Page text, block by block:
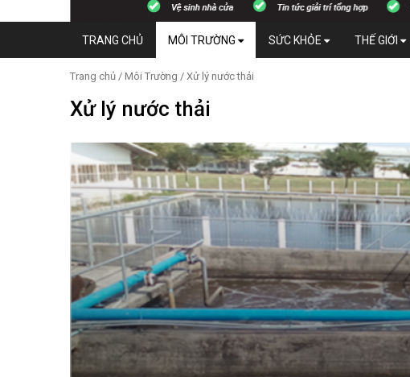
TRANG CHỦ MÔI TRƯỜNG SỨC KHỎE THẾ GIỚI
Trang chủ / Môi Trường / Xử lý nước thải
Xử lý nước thải